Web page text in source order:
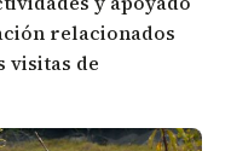
relacionados
visitas de